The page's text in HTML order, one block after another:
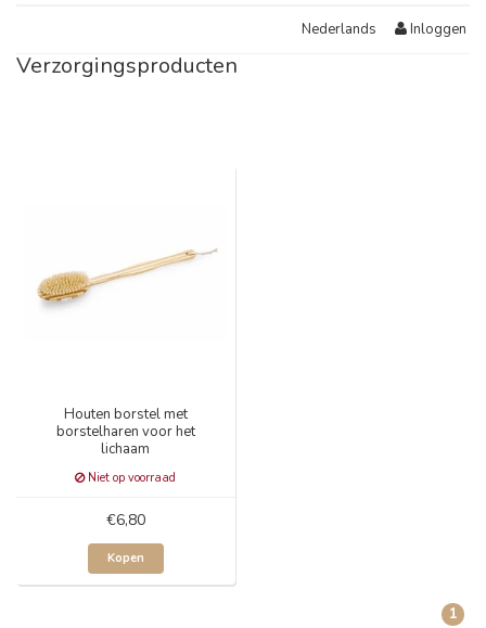
Nederlands Inloggen
Verzorgingsproducten
Houten borstel met
borstelharen voor het
lichaam
Niet op voorraad
€6,80
Kopen
1